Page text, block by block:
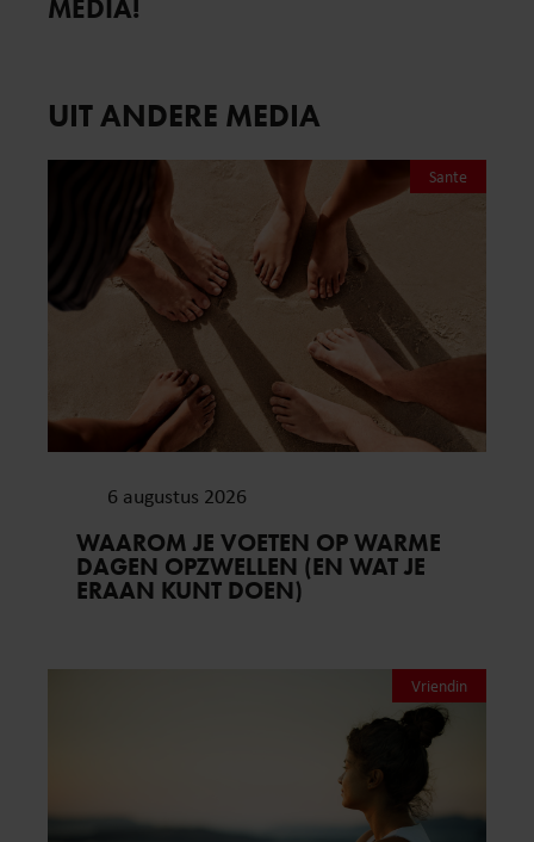
MEDIA!
UIT ANDERE MEDIA
Sante
6 augustus 2026
WAAROM JE VOETEN OP WARME
DAGEN OPZWELLEN (EN WAT JE
ERAAN KUNT DOEN)
Vriendin